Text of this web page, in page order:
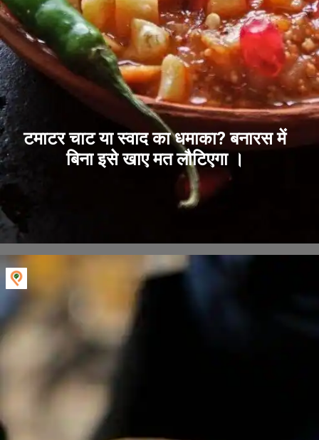
टमाटर चाट या स्वाद का धमाका? बनारस में
बिना इसे खाए मत लौटिएगा ।